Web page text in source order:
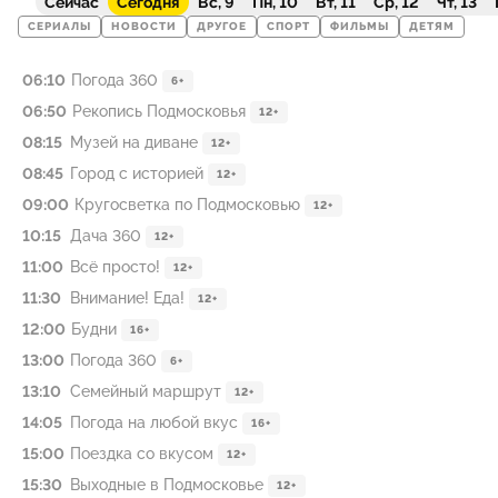
СЕРИАЛЫ НОВОСТИ ДРУГОЕ СПОРТ ФИЛЬМЫ ДЕТЯМ
06:10 Погода 360 6+
06:50 Рекопись Подмосковья 12+
08:15 Музей на диване 12+
08:45 Город с историей 12+
09:00 Кругосветка по Подмосковью 12+
10:15 Дача 360 12+
11:00 Всё просто! 12+
11:30 Внимание! Еда! 12+
12:00 Будни 16+
13:00 Погода 360 6+
13:10 Семейный маршрут 12+
14:05 Погода на любой вкус 16+
15:00 Поездка со вкусом 12+
15:30 Выходные в Подмосковье 12+